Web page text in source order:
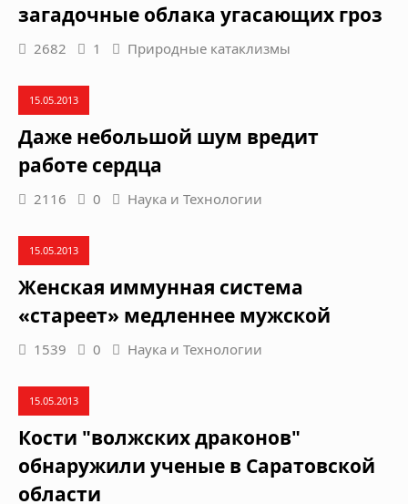
загадочные облака угасающих гроз
2682 1 Природные катаклизмы
15.05.2013
Даже небольшой шум вредит
работе сердца
2116 0 Наука и Технологии
15.05.2013
Женская иммунная система
«стареет» медленнее мужской
1539 0 Наука и Технологии
15.05.2013
Кости "волжских драконов"
обнаружили ученые в Саратовской
области